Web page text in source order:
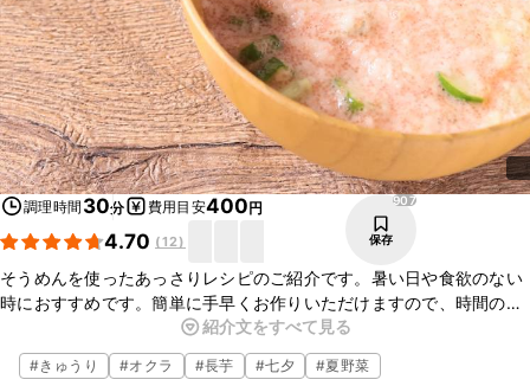
調理時間 30分 費用目安400円
4.70 (12)
907
保存
そうめんを使ったあっさりレシピのご紹介です。暑い日や食欲のない
時におすすめです。簡単に手早くお作りいただけますので、時間のな
い時や忙しい時に重宝しますよ。大葉やナス、ミョウガを加えても美
味しくいただけますのでぜひお試しください。
紹介文をすべて見る
#きゅうり #オクラ #長芋 #七夕 #夏野菜